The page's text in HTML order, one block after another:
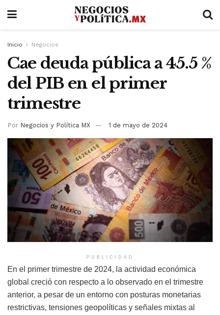
Inicio Negocios
Cae deuda pública a 45.5 %
del PIB en el primer
trimestre
Por Negocios y Política MX 1 de mayo de 2024
PUBLICIDAD
En el primer trimestre de 2024, la actividad económica
global creció con respecto a lo observado en el trimestre
anterior, a pesar de un entorno con posturas monetarias
restrictivas, tensiones geopolíticas y señales mixtas al